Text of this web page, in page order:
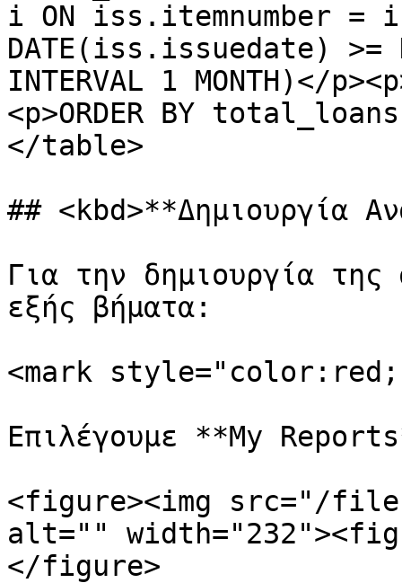
i ON iss.itemnumber =
DATE(iss.issuedate) >=
INTERVAL 1 MONTH)</
<p>ORDER BY
</table>
## <kbd>**Δημιουργία
Για την δημιουργία της
εξής βήματα:
<mark
Επιλέγουμε **My
<figure><img src="/files/
alt=""
</figure>